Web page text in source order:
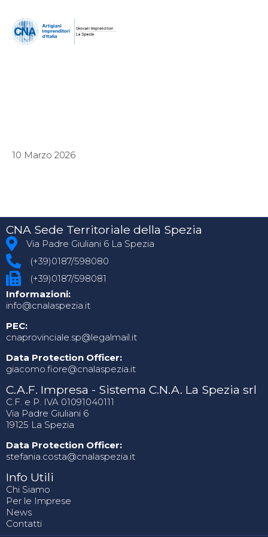
10 Marzo 2026
CNA Sede Territoriale della Spezia
Via Padre Giuliani 6 La Spezia
(+39)0187/598080
(+39)0187/598081
Informazioni:
info@cnalaspezia.it
PEC:
cnaprovinciale.sp@legalmail.it
Data Protection Officer:
giacomo.fiore@cnalaspezia.it
C.A.F. Impresa - Sistema C.N.A. La Spezia srl
C.F. e P. IVA 01091040111
Via Padre Giuliani 6
19125 La Spezia
Data Protection Officer:
stefania.costa@cnalaspezia.it
Info Utili
Chi Siamo
Per le Imprese
News
Contatti